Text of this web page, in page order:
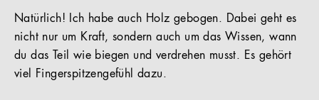
Natürlich! Ich habe auch Holz gebogen. Dabei geht es
nicht nur um Kraft, sondern auch um das Wissen, wann
du das Teil wie biegen und verdrehen musst. Es gehört
viel Fingerspitzengefühl dazu.